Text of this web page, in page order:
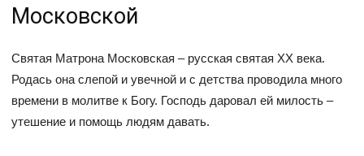
Московской
Святая Матрона Московская – русская святая ХХ века.
Родась она слепой и увечной и с детства проводила много
времени в молитве к Богу. Господь даровал ей милость –
утешение и помощь людям давать.